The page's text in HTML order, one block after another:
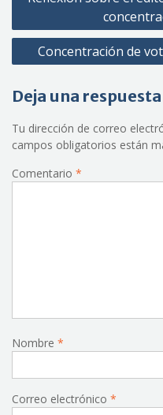
entradas
Concentración de
Deja una respuesta
Tu dirección de correo
campos obligatorios están
Comentario *
Nombre *
Correo electrónico *